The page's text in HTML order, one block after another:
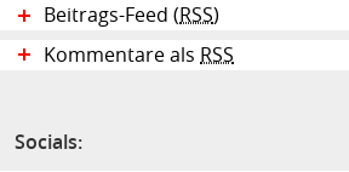
Beitrags-Feed (RSS)
Kommentare als RSS
Socials: